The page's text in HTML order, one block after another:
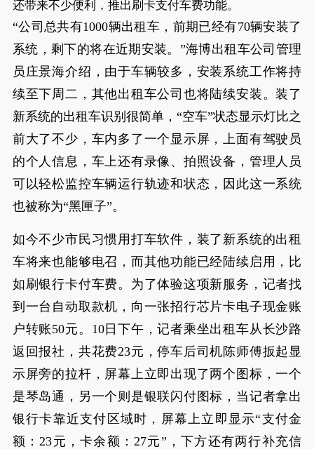
还带来不少便利，推出刷卡支付车费功能。
“公司总共有1000辆出租车，前期已经有70辆安装了
系统，剩下的将在近期安装。”海博出租车公司管理
员庄景海介绍，由于车辆较多，安装系统工作将持
续至下周二，其他出租车公司也将陆续安装。装了
新系统的出租车识别很简单，“空车”状态显示灯比之
前大了不少，车内多了一个显示屏，上面有驾驶员
的个人信息，车上还有录像、拍照设备，管理人员
可以轻松监控车辆运行轨迹和状态，因此这一系统
也被称为“黑匣子”。
如今不少市民习惯用打车软件，装了新系统的出租
车将来也能够电召，而其他功能已经陆续启用，比
如刷银行卡付车费。为了体验这项新服务，记者找
到一台自动取款机，向一张招行芯片卡电子现金账
户转账50元。10日下午，记者乘坐出租车从长沙路
返回报社，共花费23元，停车后司机陈师傅扳起显
示屏旁的拉杆，屏幕上立即出现了两个图标，一个
是琴岛通，另一个则是银联闪付图标，当记者拿出
银行卡靠近支付区域时，屏幕上立即显示“支付金
额：23元，卡余额：27元”，下方还有两行补充信